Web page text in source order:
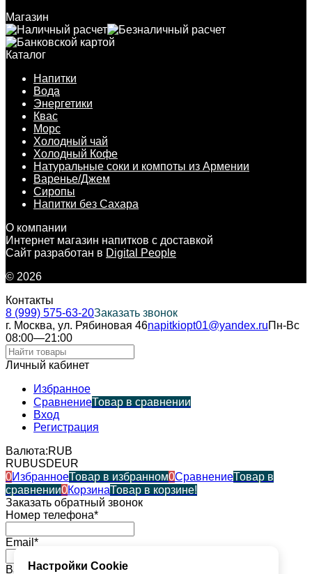
Магазин
Каталог
Напитки
Вода
Энергетики
Квас
Морс
Холодный чай
Холодный Кофе
Натуральные соки и компоты из Армении
Варенье/Джем
Сиропы
Напитки без Сахара
О компании
Интернет магазин напитков с доставкой
Сайт разработан в Digital People
© 2026
Настройки Cookie
Контакты
8 (999) 575-63-20Заказать звонок
г. Москва, ул. Рябиновая 46napitkiopt01@yandex.ruПн-Вс
08:00—21:00
Личный кабинет
Избранное
СравнениеТовар в сравнении
Вход
Регистрация
Валюта:RUB
RUBUSDEUR
0ИзбранноеТовар в избранном0СравнениеТовар в
сравнении0КорзинаТовар в корзине!
Заказать обратный звонок
Номер телефона*
Email*
Ваше имя*